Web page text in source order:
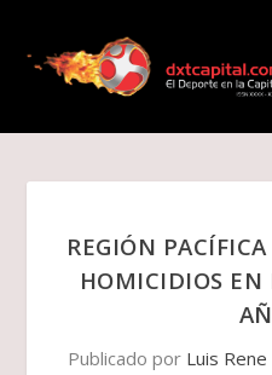
REGIÓN
HOMICIDIOS
Publicado por Luis